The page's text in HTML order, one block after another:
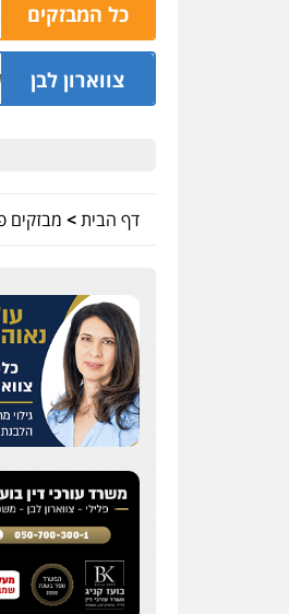
כל המבזקים
צווארון לבן
שעקץ שני מיליון שקל על דירה
דף הבית> מבזקים